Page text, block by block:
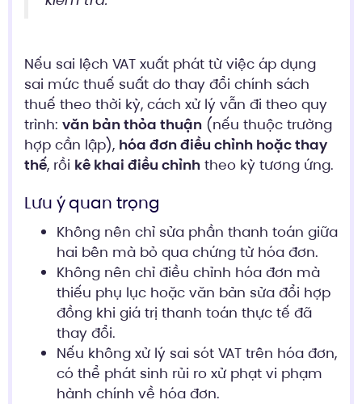
Nếu sai lệch VAT xuất phát từ việc áp dụng
sai mức thuế suất do thay đổi chính sách
thuế theo thời kỳ, cách xử lý vẫn đi theo quy
trình: văn bản thỏa thuận (nếu thuộc trường
hợp cần lập), hóa đơn điều chỉnh hoặc thay
thế, rồi kê khai điều chỉnh theo kỳ tương ứng.
Lưu ý quan trọng
Không nên chỉ sửa phần thanh toán giữa
hai bên mà bỏ qua chứng từ hóa đơn.
Không nên chỉ điều chỉnh hóa đơn mà
thiếu phụ lục hoặc văn bản sửa đổi hợp
đồng khi giá trị thanh toán thực tế đã
thay đổi.
Nếu không xử lý sai sót VAT trên hóa đơn,
có thể phát sinh rủi ro xử phạt vi phạm
hành chính về hóa đơn.